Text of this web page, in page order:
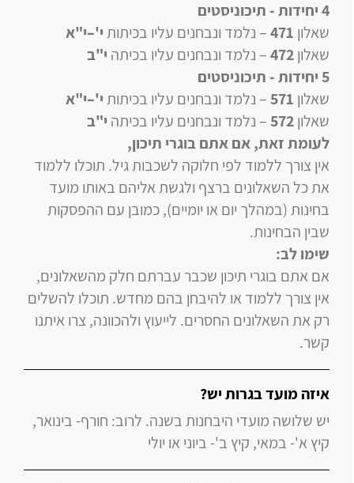
4 יחידות
- תיכוניסטים
שאלון 471
–נלמד ונבחנים עליו בכיתותי'–י"א
שאלון472
–נלמד ונבחנים עליו בכיתה י"ב
5 יחידות
- תיכוניסטים
שאלון 571
–נלמד ונבחנים עליו בכיתותי'–י"א
שאלון572
–נלמד ונבחנים עליו בכיתה י"ב
לעומת זאת, אם אתם בוגרי תיכון,
אין צורך ללמוד לפי חלוקה לשכבות גיל. תוכלו ללמוד
את כל השאלונים ברצף ולגשת אליהם באותו מועד
בחינות (במהלך יום או יומיים), כמובן עם ההפסקות
שבין הבחינות.
שימו לב:
אם אתם בוגרי תיכון שכבר עברתם חלק מהשאלונים,
אין צורך ללמוד או להיבחן בהם מחדש. תוכלו להשלים
רק את השאלונים החסרים. לייעוץ ולהכוונה, צרו איתנו
קשר.
איזה מועד בגרות יש?
יש שלושה מועדי היבחנות בשנה. לרוב: חורף- בינואר,
קיץ א'- במאי, קיץ ב'- ביוני או יולי